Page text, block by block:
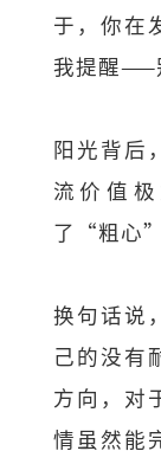
于，你在
我提醒——
阳光背后
流价值
了“粗心
换句话说
己的没有
方向，对
情虽然能